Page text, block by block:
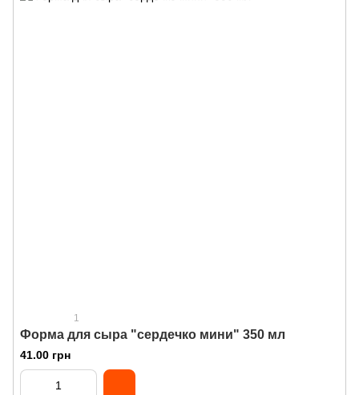
1
Форма для сыра "сердечко мини" 350 мл
41.00 грн